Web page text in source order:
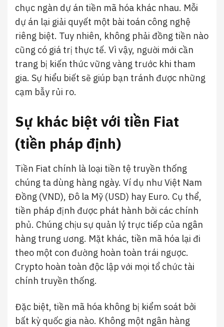
chục ngàn dự án tiền mã hóa khác nhau. Mỗi
dự án lại giải quyết một bài toán công nghệ
riêng biệt. Tuy nhiên, không phải đồng tiền nào
cũng có giá trị thực tế. Vì vậy, người mới cần
trang bị kiến thức vững vàng trước khi tham
gia. Sự hiểu biết sẽ giúp bạn tránh được những
cạm bẫy rủi ro.
Sự khác biệt với tiền Fiat
(tiền pháp định)
Tiền Fiat chính là loại tiền tệ truyền thống
chúng ta dùng hàng ngày. Ví dụ như Việt Nam
Đồng (VND), Đô la Mỹ (USD) hay Euro. Cụ thể,
tiền pháp định được phát hành bởi các chính
phủ. Chúng chịu sự quản lý trực tiếp của ngân
hàng trung ương. Mặt khác, tiền mã hóa lại đi
theo một con đường hoàn toàn trái ngược.
Crypto hoàn toàn độc lập với mọi tổ chức tài
chính truyền thống.
Đặc biệt, tiền mã hóa không bị kiểm soát bởi
bất kỳ quốc gia nào. Không một ngân hàng